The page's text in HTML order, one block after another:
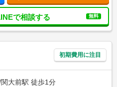
で相談する 無料
初期費用に注目
大前駅 徒歩1分